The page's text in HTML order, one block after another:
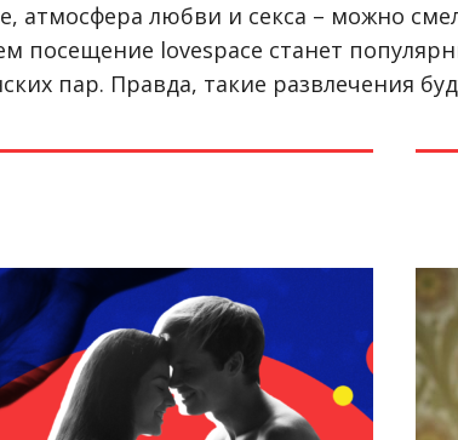
атмосфера любви и секса – можно
посещение lovespace станет
пар. Правда, такие развлечения